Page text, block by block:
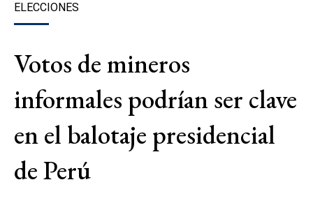
ELECCIONES
Votos de mineros
informales podrían ser clave
en el balotaje presidencial
de Perú